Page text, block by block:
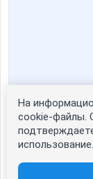
Статистика
сейчас
На
cookie-файлы.
использование.